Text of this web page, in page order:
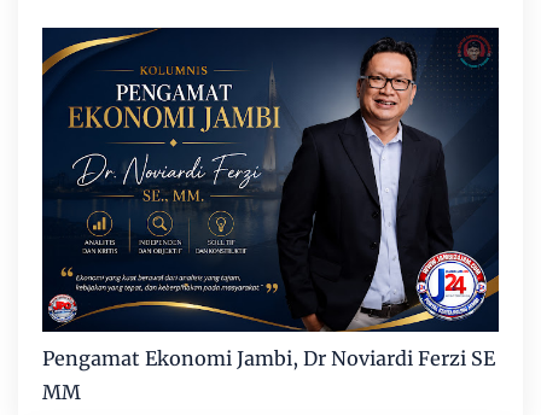
Pengamat Ekonomi Jambi, Dr Noviardi Ferzi SE
MM